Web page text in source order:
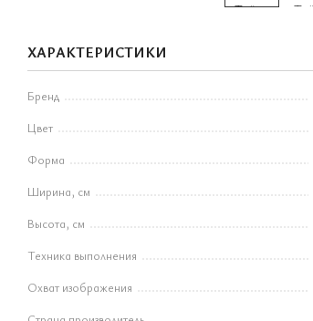
ХАРАКТЕРИСТИКИ
Бренд
Цвет
Форма
Ширина, см
Высота, см
Техника выполнения
Охват изображения